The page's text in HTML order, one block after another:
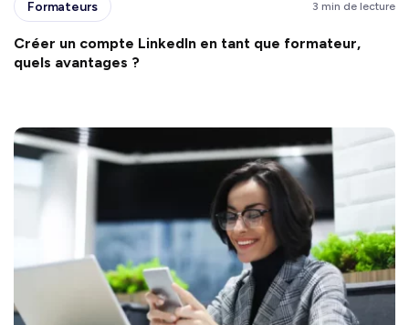
Formateurs 3 min de lecture
Créer un compte LinkedIn en tant que formateur,
quels avantages ?